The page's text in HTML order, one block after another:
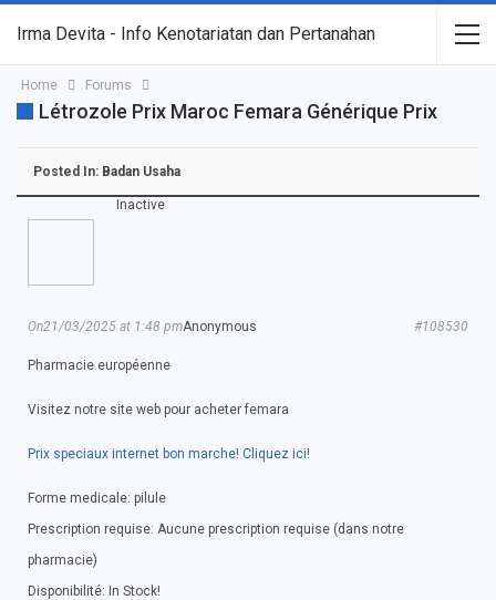
Irma Devita - Info Kenotariatan dan Pertanahan
Home Forums
Létrozole Prix Maroc Femara Générique Prix
Posted In: Badan Usaha
Inactive
Anonymous
On21/03/2025 at 1:48 pm #108530
Pharmacie européenne
Visitez notre site web pour acheter femara
Prix speciaux internet bon marche! Cliquez ici!
Forme medicale: pilule
Prescription requise: Aucune prescription requise (dans notre
pharmacie)
Disponibilité: In Stock!